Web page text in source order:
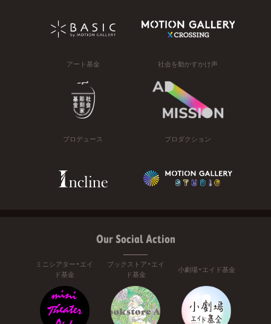
アート基金 社会を動かすかけ声
プロデュース プロダクション
Our Social Action
ミニシアター・エイ
ド基金
ブックストア・エイ
ド基金
小劇場・エイド基金